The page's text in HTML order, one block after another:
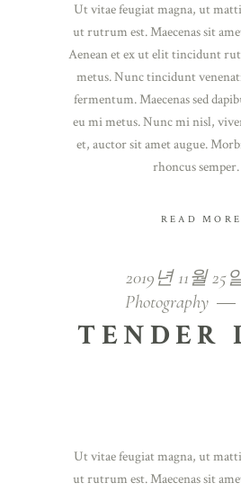
Ut vitae feugiat magna, ut
ut rutrum est. Maecenas sit
Aenean et ex ut elit tincidunt
metus. Nunc tincidunt
fermentum. Maecenas sed
eu mi metus. Nunc mi nisl,
et, auctor sit amet augue.
rhoncus semper.
READ MORE
2019년 11월 25
Photography
TENDER
Ut vitae feugiat magna, ut
ut rutrum est. Maecenas sit